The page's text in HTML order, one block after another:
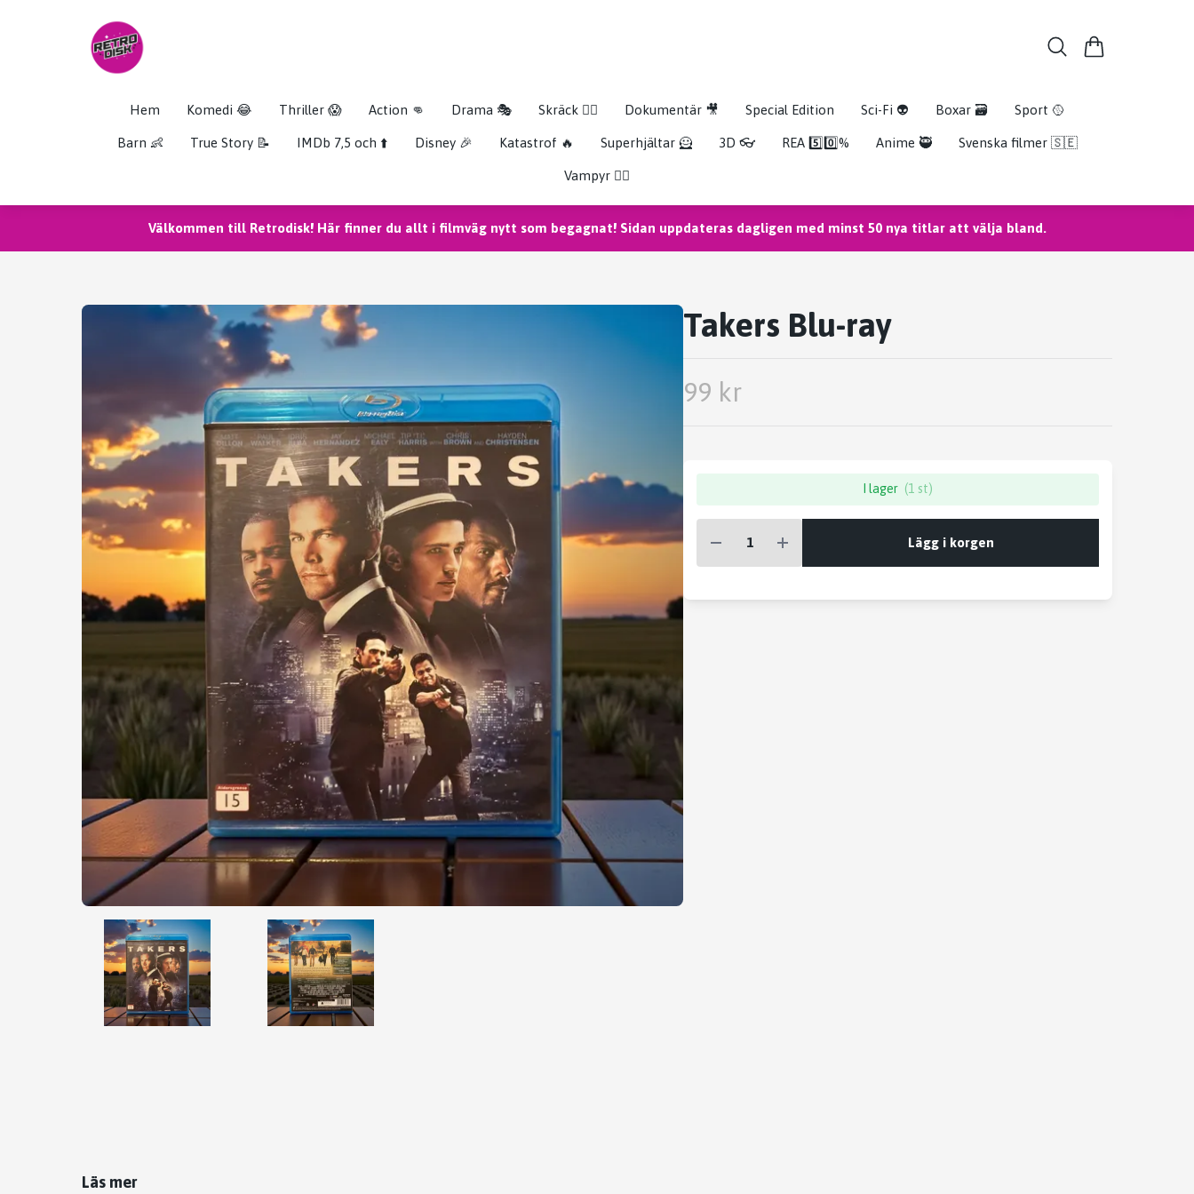
Hem Komedi 😂 Thriller 😱 Action 👊 Drama 🎭 Skräck 🧟‍♂️ Dokumentär 🎥 Special Edition Sci-Fi 👽 Boxar 🗃️ Sport 🥎
Barn 👶 True Story 📝 IMDb 7,5 och ⬆️ Disney 🎉 Katastrof 🔥 Superhjältar 🦸 3D 👓 REA 5️⃣0️⃣% Anime 🥷 Svenska filmer 🇸🇪
Vampyr 🧛‍♀️
Välkommen till Retrodisk! Här finner du allt i filmväg nytt som begagnat! Sidan uppdateras dagligen med minst 50 nya titlar att välja bland.
Takers Blu-ray
99 kr
I lager (1 st)
Lägg i korgen
Läs mer